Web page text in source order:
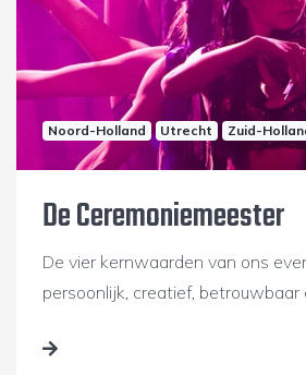
Noord-Holland Utrecht Zuid-
De Ceremoniemeester
De vier kernwaarden van ons
persoonlijk, creatief, betrouwbaar